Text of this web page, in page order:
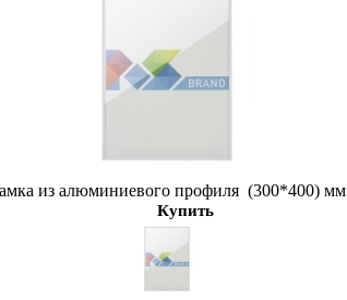
из алюминиевого профиля (300*400) мм
Купить